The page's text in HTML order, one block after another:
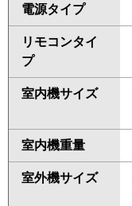
電源タイプ
リモコンタイ
プ
室内機サイズ
室内機重量
室外機サイズ